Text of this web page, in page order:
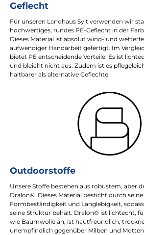
Geflecht
Für unseren Landhaus Sylt verwenden wir
hochwertiges, rundes PE-Geflecht in der
Dieses Material ist absolut wind- und
aufwendiger Handarbeit gefertigt. Im
bietet PE entscheidende Vorteile: Es ist
und bleicht nicht aus. Zudem ist es
haltbarer als alternative Geflechte.
Outdoorstoffe
Unsere Stoffe bestehen aus robustem, aber
Dralon®. Dieses Material besticht durch
Formbeständigkeit und Langlebigkeit,
seine Struktur behält. Dralon® ist lichtecht,
wie Baumwolle an, ist hautfreundlich,
unempfindlich gegenüber Milben und